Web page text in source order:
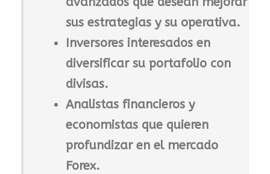
sus estrategias y su operativa.
Inversores interesados en
diversificar su portafolio con
divisas.
Analistas financieros y
economistas que quieren
profundizar en el mercado
Forex.